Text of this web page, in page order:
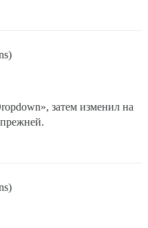
затем изменил на